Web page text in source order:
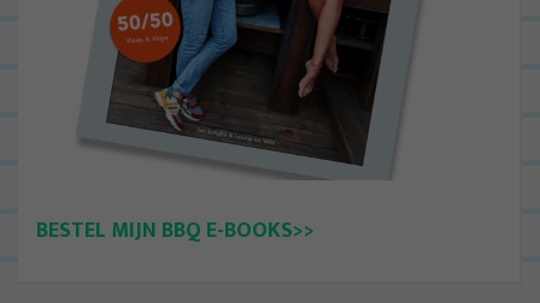
BESTEL MIJN BBQ E-BOOKS>>